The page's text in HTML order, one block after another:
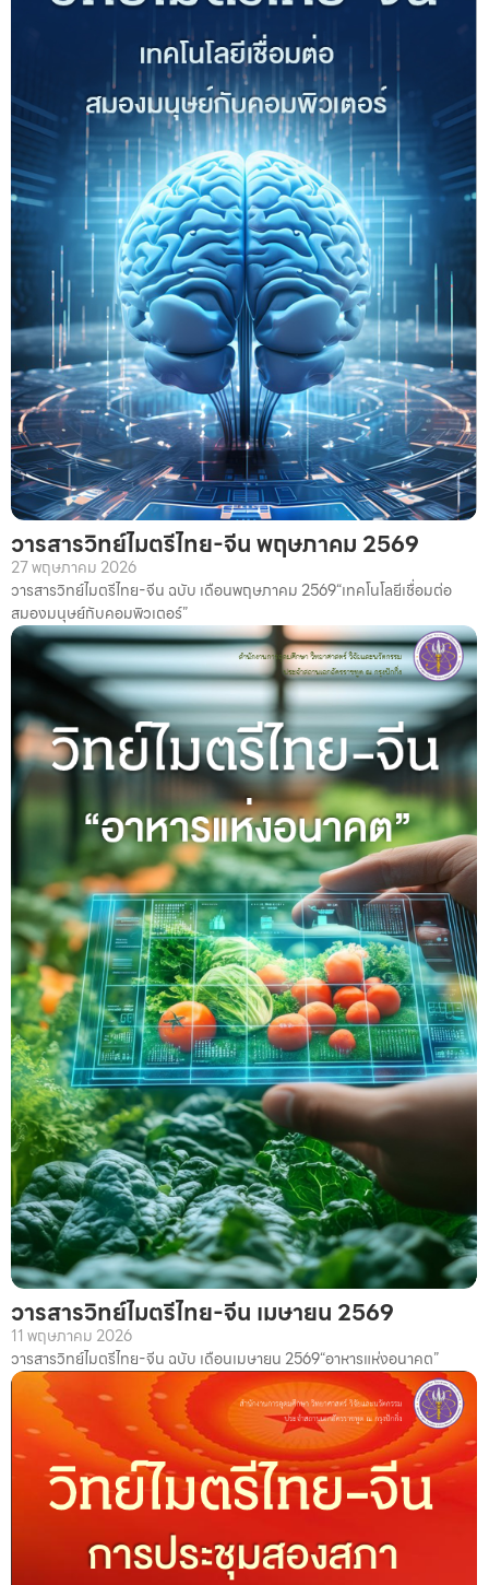
วารสารวิทย์ไมตรีไทย-จีน พฤษภาคม 2569
27 พฤษภาคม 2026
วารสารวิทย์ไมตรีไทย-จีน ฉบับ เดือนพฤษภาคม 2569“เทคโนโลยีเชื่อมต่อ
สมองมนุษย์กับคอมพิวเตอร์”
วารสารวิทย์ไมตรีไทย-จีน เมษายน 2569
11 พฤษภาคม 2026
วารสารวิทย์ไมตรีไทย-จีน ฉบับ เดือนเมษายน 2569“อาหารแห่งอนาคต”